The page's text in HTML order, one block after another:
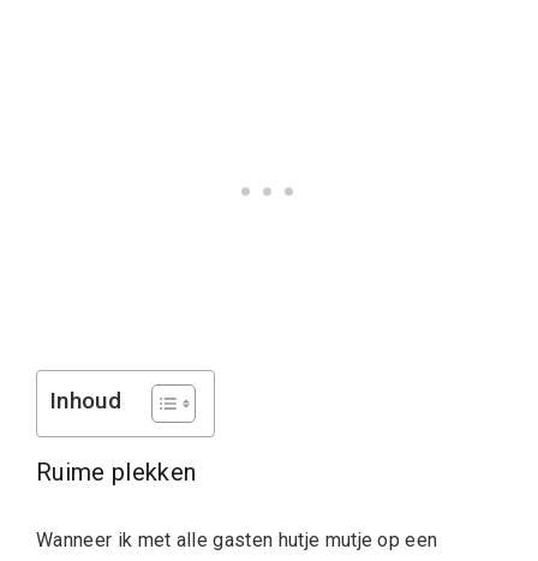
Inhoud
Ruime plekken
Wanneer ik met alle gasten hutje mutje op een